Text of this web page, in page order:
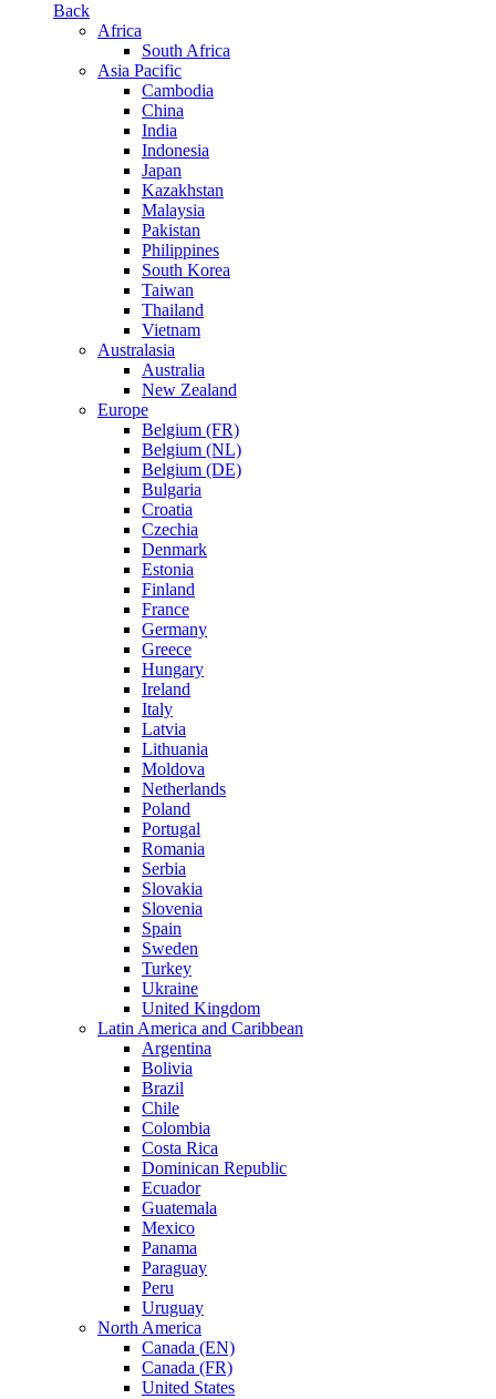
Back
Africa
South Africa
Asia Pacific
Cambodia
China
India
Indonesia
Japan
Kazakhstan
Malaysia
Pakistan
Philippines
South Korea
Taiwan
Thailand
Vietnam
Australasia
Australia
New Zealand
Europe
Belgium (FR)
Belgium (NL)
Belgium (DE)
Bulgaria
Croatia
Czechia
Denmark
Estonia
Finland
France
Germany
Greece
Hungary
Ireland
Italy
Latvia
Lithuania
Moldova
Netherlands
Poland
Portugal
Romania
Serbia
Slovakia
Slovenia
Spain
Sweden
Turkey
Ukraine
United Kingdom
Latin America and Caribbean
Argentina
Bolivia
Brazil
Chile
Colombia
Costa Rica
Dominican Republic
Ecuador
Guatemala
Mexico
Panama
Paraguay
Peru
Uruguay
North America
Canada (EN)
Canada (FR)
United States